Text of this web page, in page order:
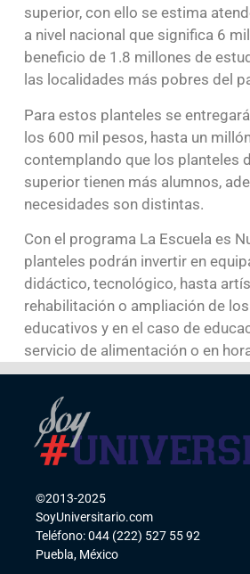
superior, con ello se estima
a nivel nacional que significa 6
beneficio de 1.8 millones de
las localidades más pobres del
Para estos planteles se
los 600 mil pesos, hasta un
contemplando que los planteles
superior tienen más alumnos,
necesidades son distintas.
Con el programa La Escuela es
planteles podrán invertir en
didáctico, tecnológico, hasta
rehabilitación o ampliación de
educativos y en el caso de
servicio de alimentación o en
©2013-2025
SoyUniversitario.com
Teléfono: 044 (222) 527 55 92
Puebla, México